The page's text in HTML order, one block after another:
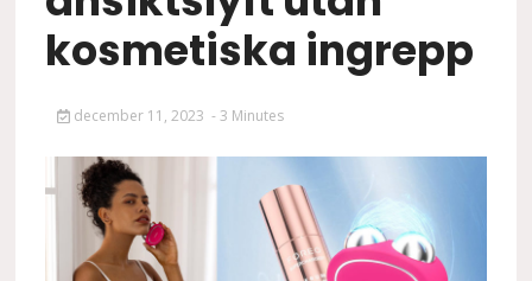
kosmetiska ingrepp
december 11, 2023 - 3 Minutes